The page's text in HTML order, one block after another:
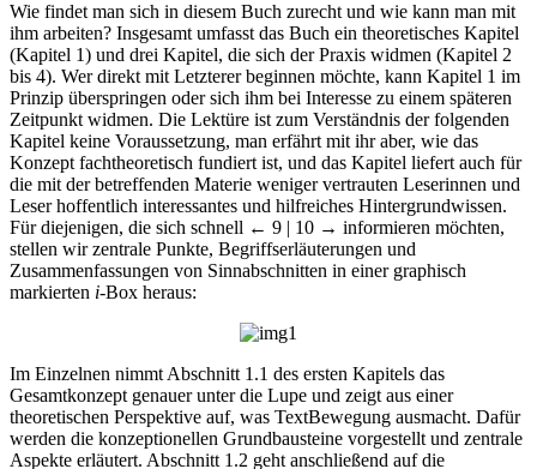
Wie findet man sich in diesem Buch zurecht und wie kann man mit
ihm arbeiten? Insgesamt umfasst das Buch ein theoretisches Kapitel
(Kapitel 1) und drei Kapitel, die sich der Praxis widmen (Kapitel 2
bis 4). Wer direkt mit Letzterer beginnen möchte, kann Kapitel 1 im
Prinzip überspringen oder sich ihm bei Interesse zu einem späteren
Zeitpunkt widmen. Die Lektüre ist zum Verständnis der folgenden
Kapitel keine Voraussetzung, man erfährt mit ihr aber, wie das
Konzept fachtheoretisch fundiert ist, und das Kapitel liefert auch für
die mit der betreffenden Materie weniger vertrauten Leserinnen und
Leser hoffentlich interessantes und hilfreiches Hintergrundwissen.
Für diejenigen, die sich schnell ← 9 | 10 → informieren möchten,
stellen wir zentrale Punkte, Begriffserläuterungen und
Zusammenfassungen von Sinnabschnitten in einer graphisch
markierten i-Box heraus:
Im Einzelnen nimmt Abschnitt 1.1 des ersten Kapitels das
Gesamtkonzept genauer unter die Lupe und zeigt aus einer
theoretischen Perspektive auf, was TextBewegung ausmacht. Dafür
werden die konzeptionellen Grundbausteine vorgestellt und zentrale
Aspekte erläutert. Abschnitt 1.2 geht anschließend auf die